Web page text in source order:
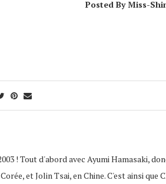
Posted By Miss-
! Tout d'abord avec Ayumi Hamasaki,
et Jolin Tsai, en Chine. C'est ainsi que